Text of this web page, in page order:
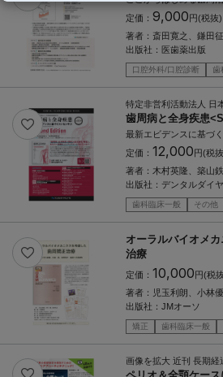
定価： 9,000円(税抜)
著者： 斎田寛之、鎌田
出版社： 医歯薬出版
口腔外科/口腔診断 歯
特定非営利活動法人 日
歯周病と全身疾患
最新エビデンスに基づ
定価： 12,000円(税
著者： 木村英隆、築山
出版社： デンタルダイ
歯科臨床一般 その他
オーラルバイオメ
治療
定価： 10,000円(税
著者： 児玉利朗、小林
出版社： JMオーソ
矯正 歯科臨床一般
画像を拡大 近刊 長期経